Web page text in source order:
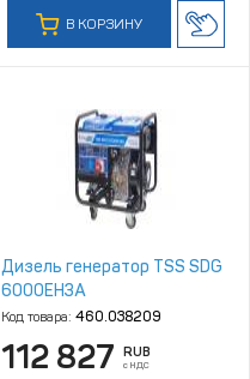
В КОРЗИНУ
Дизель генератор TSS SDG
6000EH3A
Код товара: 460.038209
112 827 RUB
с НДС